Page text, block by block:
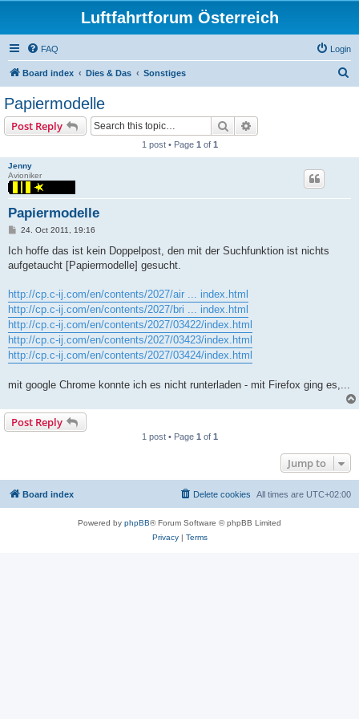
Luftfahrtforum Österreich
FAQ Login
Board index Dies & Das Sonstiges
Papiermodelle
Post Reply Search
1 post • Page 1 of 1
Jenny
Avioniker
Papiermodelle
P
s
24. Oct 2011, 19:16
Ich hoffe das ist kein Doppelpost, den mit der Suchfunktion ist nichts
aufgetaucht [Papiermodelle] gesucht.
http://cp.c-ij.com/en/contents/2027/air ... index.html
http://cp.c-ij.com/en/contents/2027/bri ... index.html
http://cp.c-ij.com/en/contents/2027/03422/index.html
http://cp.c-ij.com/en/contents/2027/03423/index.html
http://cp.c-ij.com/en/contents/2027/03424/index.html
mit google Chrome konnte ich es nicht runterladen - mit Firefox ging es,...
Post Reply
1 post • Page 1 of 1
Jump to
Board index All times are UTC+02:00
Delete cookies
Powered by phpBB® Forum Software © phpBB Limited
Privacy| Terms